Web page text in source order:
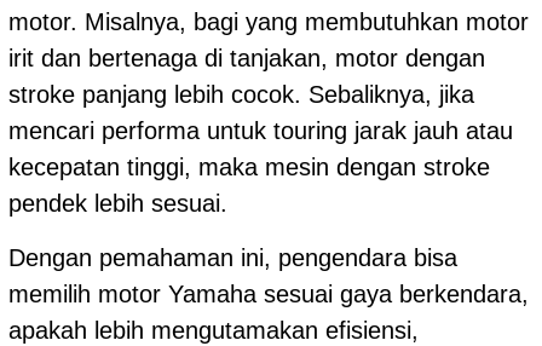
motor. Misalnya, bagi yang membutuhkan motor
irit dan bertenaga di tanjakan, motor dengan
stroke panjang lebih cocok. Sebaliknya, jika
mencari performa untuk touring jarak jauh atau
kecepatan tinggi, maka mesin dengan stroke
pendek lebih sesuai.
Dengan pemahaman ini, pengendara bisa
memilih motor Yamaha sesuai gaya berkendara,
apakah lebih mengutamakan efisiensi,